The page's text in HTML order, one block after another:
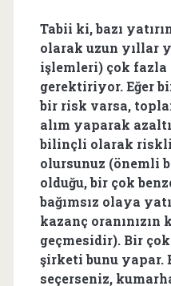
Tabii ki, bazı
olarak uzun yıllar
işlemleri) çok
gerektiriyor. Eğer
bir risk varsa,
alım yaparak
bilinçli olarak riskli
olursunuz (önemli
olduğu, bir çok
bağımsız olaya
kazanç oranınızın
geçmesidir). Bir
şirketi bunu yapar.
seçerseniz,